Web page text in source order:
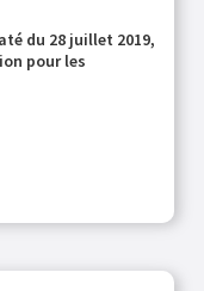
du 28 juillet 2019,
pour les